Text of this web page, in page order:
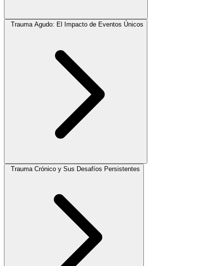
Trauma Agudo: El Impacto de Eventos Únicos
Trauma Crónico y Sus Desafíos Persistentes